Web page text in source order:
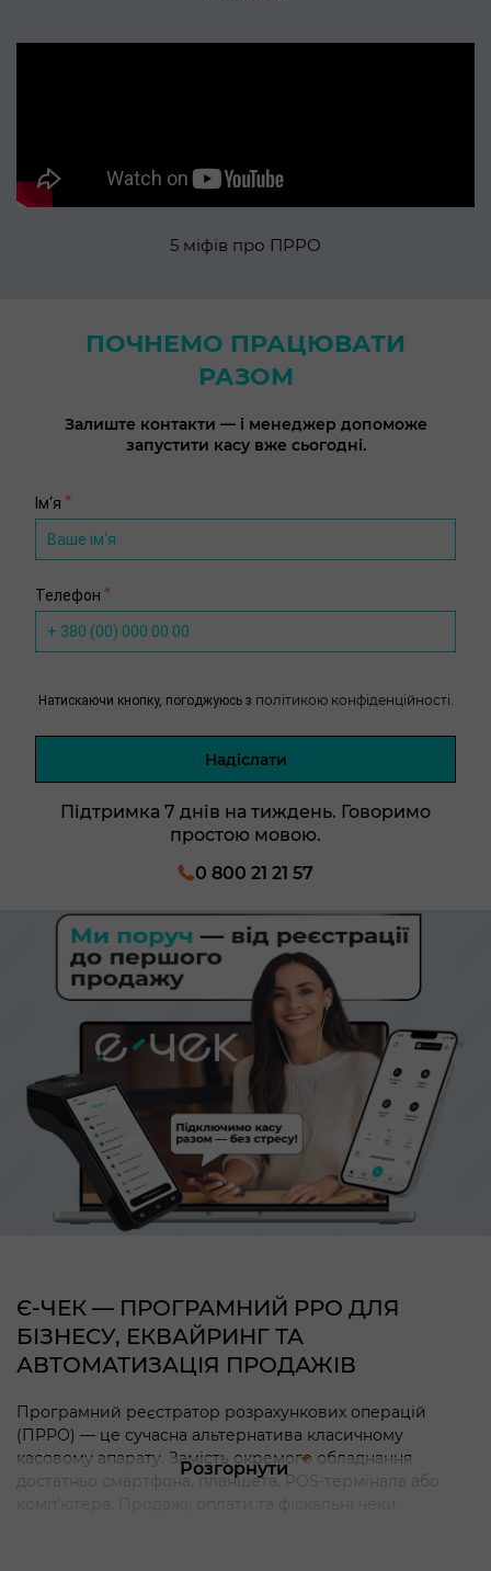
5 міфів про ПРРО
ПОЧНЕМО ПРАЦЮВАТИ
РАЗОМ
Залиште контакти — і менеджер допоможе
запустити касу вже сьогодні.
Ім‘я *
Телефон *
Натискаючи кнопку, погоджуюсь з політикою конфіденційності.
Надіслати
Підтримка 7 днів на тиждень. Говоримо
простою мовою.
0 800 21 21 57
Є-ЧЕК — ПРОГРАМНИЙ РРО ДЛЯ
БІЗНЕСУ, ЕКВАЙРИНГ ТА
АВТОМАТИЗАЦІЯ ПРОДАЖІВ
Програмний реєстратор розрахункових операцій
(ПРРО) — це сучасна альтернатива класичному
касовому апарату. Замість окремого обладнання
достатньо смартфона, планшета, POS-термінала або
Розгорнути